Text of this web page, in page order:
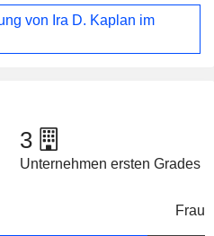
von Ira D. Kaplan im
3
Unternehmen ersten Grades
Frau